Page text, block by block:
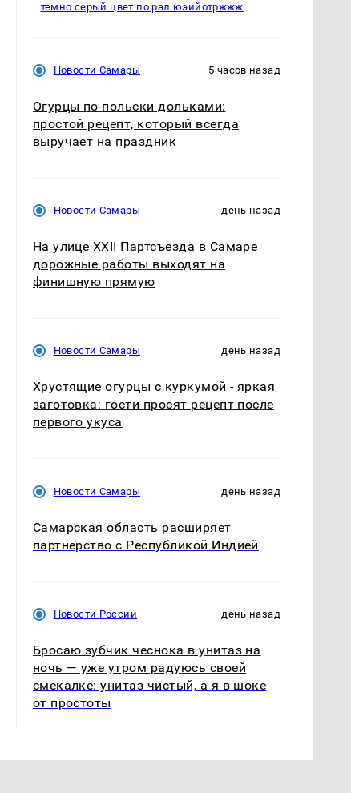
Не ешьте эту
готовую еду из
магазина: список
В ОАЭ произошло
жестокое убийство
темно серый цвет по рал юэийотржжж
Новости Самары 5 часов назад
Огурцы по‑польски дольками:
простой рецепт, который всегда
выручает на праздник
Новости Самары день назад
На улице XXII Партсъезда в Самаре
дорожные работы выходят на
финишную прямую
Новости Самары день назад
Хрустящие огурцы с куркумой - яркая
заготовка: гости просят рецепт после
первого укуса
Новости Самары день назад
Самарская область расширяет
партнерство с Республикой Индией
Новости России день назад
Бросаю зубчик чеснока в унитаз на
ночь — уже утром радуюсь своей
смекалке: унитаз чистый, а я в шоке
от простоты